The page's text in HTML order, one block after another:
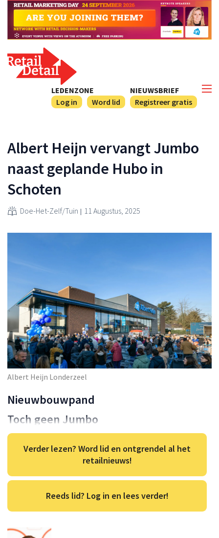
NIEUWSBRIEF
Registreer gratis
LEDENZONE
Log in
Word lid
Albert Heijn vervangt Jumbo
naast geplande Hubo in
Schoten
Doe-Het-Zelf/Tuin 11 Augustus, 2025
Albert Heijn Londerzeel
Nieuwbouwpand
Toch geen Jumbo
Verder lezen? Word lid en ontgrendel al het
retailnieuws!
Reeds lid? Log in en lees verder!